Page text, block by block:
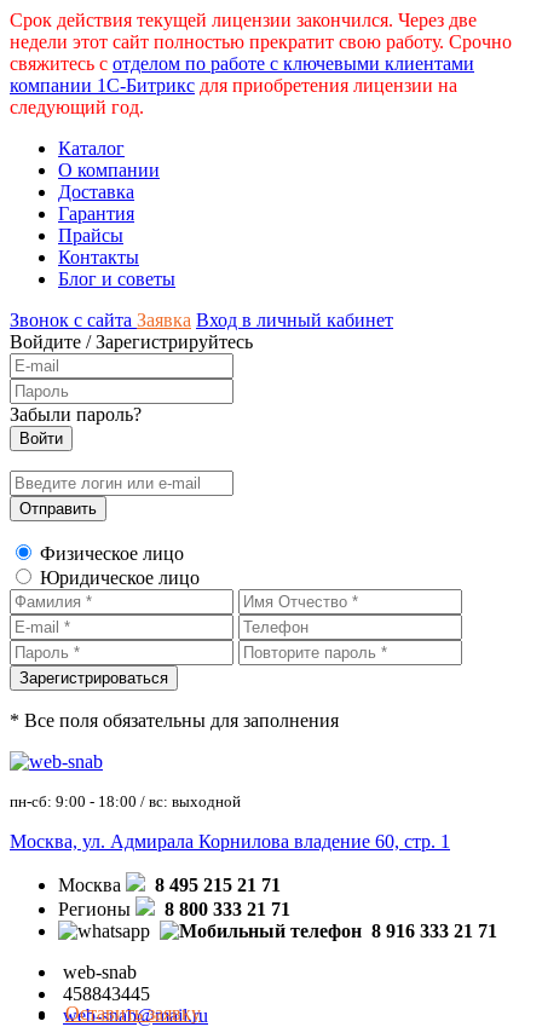
Срок действия текущей лицензии закончился. Через две
недели этот сайт полностью прекратит свою работу. Срочно
свяжитесь с отделом по работе с ключевыми клиентами
компании 1С-Битрикс для приобретения лицензии на
следующий год.
Каталог
О компании
Доставка
Гарантия
Прайсы
Контакты
Блог и советы
Звонок с сайта Заявка Вход в личный кабинет
Войдите /Зарегистрируйтесь
Забыли пароль?
Физическое лицо
Юридическое лицо
* Все поля обязательны для заполнения
пн-сб: 9:00 - 18:00 / вс: выходной
Москва, ул. Адмирала Корнилова владение 60, стр. 1
Москва
8 495 215 21 71
Регионы
8 800 333 21 71
8 916 333 21 71
web-snab
458843445
web-snab@mail.ru
Оставить заявку